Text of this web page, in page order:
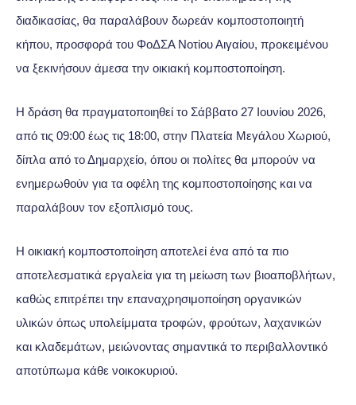
διαδικασίας, θα παραλάβουν δωρεάν κομποστοποιητή
κήπου, προσφορά του ΦοΔΣΑ Νοτίου Αιγαίου, προκειμένου
να ξεκινήσουν άμεσα την οικιακή κομποστοποίηση.
Η δράση θα πραγματοποιηθεί το Σάββατο 27 Ιουνίου 2026,
από τις 09:00 έως τις 18:00, στην Πλατεία Μεγάλου Χωριού,
δίπλα από το Δημαρχείο, όπου οι πολίτες θα μπορούν να
ενημερωθούν για τα οφέλη της κομποστοποίησης και να
παραλάβουν τον εξοπλισμό τους.
Η οικιακή κομποστοποίηση αποτελεί ένα από τα πιο
αποτελεσματικά εργαλεία για τη μείωση των βιοαποβλήτων,
καθώς επιτρέπει την επαναχρησιμοποίηση οργανικών
υλικών όπως υπολείμματα τροφών, φρούτων, λαχανικών
και κλαδεμάτων, μειώνοντας σημαντικά το περιβαλλοντικό
αποτύπωμα κάθε νοικοκυριού.